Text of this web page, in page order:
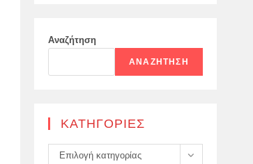
Αναζήτηση
ΑΝΑΖΉΤΗΣΗ
KΑΤΗΓΟΡΊΕΣ
Kατηγορίες
Επιλογή κατηγορίας